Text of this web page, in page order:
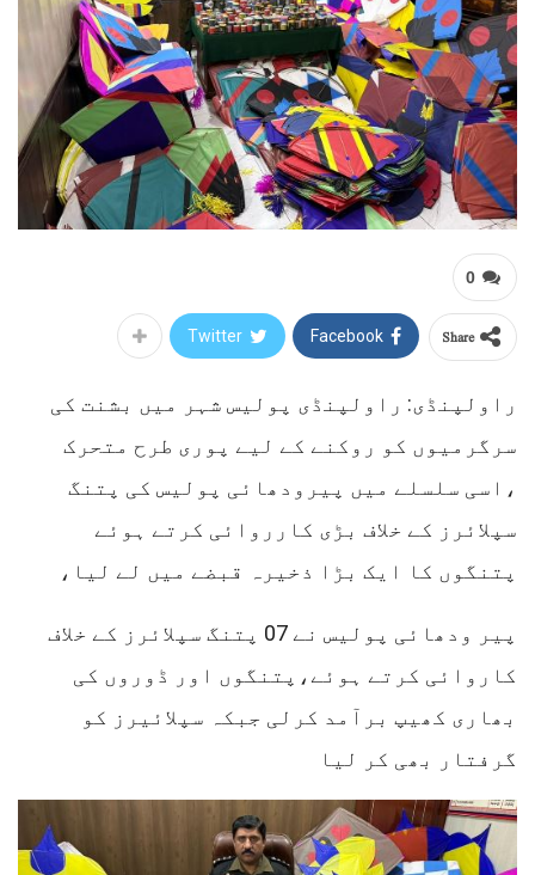
0
Share
Facebook
Twitter
راولپنڈی: راولپنڈی پولیس شہر میں بشنت کی
سرگرمیوں کو روکنے کے لیے پوری طرح متحرک
،اسی سلسلے میں پیرودھائی پولیس کی پتنگ
سپلائرز کے خلاف بڑی کارروائی کرتے ہوئے
پتنگوں کا ایک بڑا ذخیرہ قبضے میں لے لیا،
پیر ودھائی پولیس نے 07 پتنگ سپلائرز کے خلاف
کاروائی کرتے ہوئے،پتنگوں اور ڈوروں کی
بھاری کھیپ برآمد کرلی جبکہ سپلائیرز کو
گرفتار بھی کر لیا